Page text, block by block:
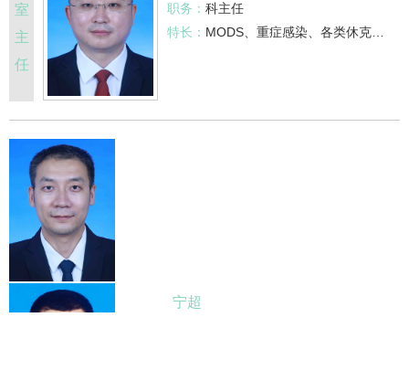
室
主
任
职务： 科主任
特长： MODS、重症感染、各类休克、呼吸衰竭、急性心肝肾功能衰竭、中毒、重症
宁超